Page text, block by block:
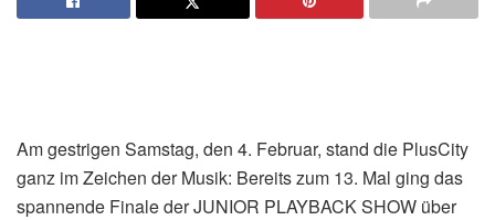
Am gestrigen Samstag, den 4. Februar, stand die PlusCity
ganz im Zeichen der Musik: Bereits zum 13. Mal ging das
spannende Finale der JUNIOR PLAYBACK SHOW über